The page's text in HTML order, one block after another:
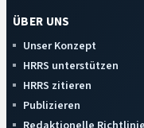
ÜBER UNS
Unser Konzept
HRRS unterstützen
HRRS zitieren
Publizieren